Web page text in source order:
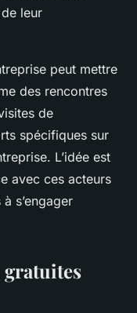
leur
peut mettre
des rencontres
de
spécifiques sur
L’idée est
avec ces acteurs
s’engager